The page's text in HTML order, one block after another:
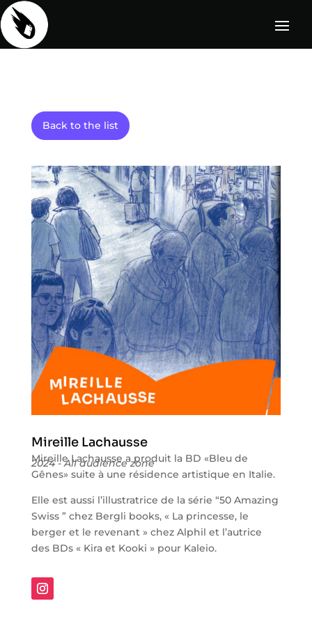
Back to the list
Mireille Lachausse
2024 - All audience zone
Mireille Lachausse a produit la BD «Bleu de
Gênes» suite à une résidence artistique en Italie.
Elle est aussi l’illustratrice de la série “50 Amazing
Swiss ” chez Bergli books, « La princesse, le
berger et le revenant » chez Alphil et l’autrice
des BDs « Kira et Kooki » pour Kaleio.